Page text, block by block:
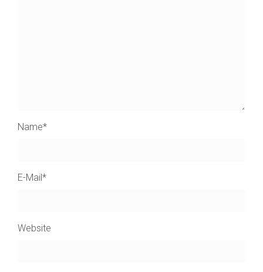
Name*
E-Mail*
Website